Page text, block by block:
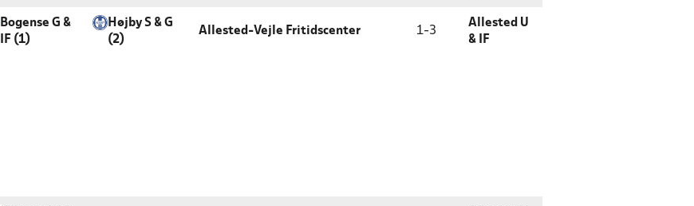
Bogense G &
IF (1)
Højby S & G
(2)
Allested-Vejle Fritidscenter 1-3
Allested U
& IF